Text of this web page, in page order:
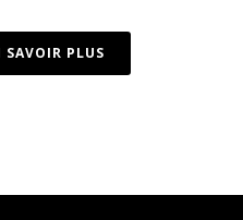
SAVOIR PLUS